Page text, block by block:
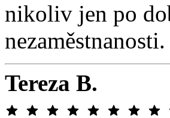
nikoliv jen po
Tereza B.